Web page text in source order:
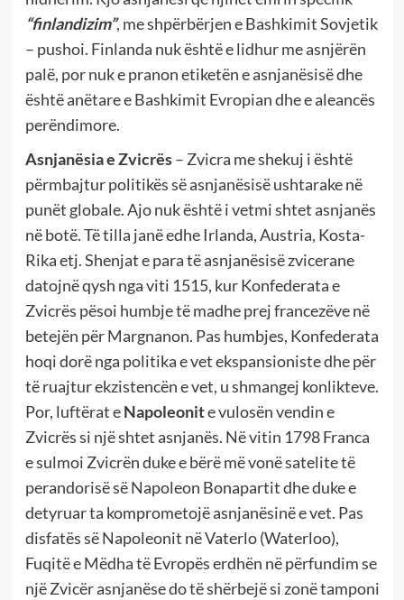
“finlandizim”, me shpërbërjen e Bashkimit Sovjetik
– pushoi. Finlanda nuk është e lidhur me asnjërën
palë, por nuk e pranon etiketën e asnjanësisë dhe
është anëtare e Bashkimit Evropian dhe e aleancës
perëndimore.
Asnjanësia e Zvicrës– Zvicra me shekuj i është
përmbajtur politikës së asnjanësisë ushtarake në
punët globale. Ajo nuk është i vetmi shtet asnjanës
në botë. Të tilla janë edhe Irlanda, Austria, Kosta-
Rika etj. Shenjat e para të asnjanësisë zvicerane
datojnë qysh nga viti 1515, kur Konfederata e
Zvicrës pësoi humbje të madhe prej francezëve në
betejën për Margnanon. Pas humbjes, Konfederata
hoqi dorë nga politika e vet ekspansioniste dhe për
të ruajtur ekzistencën e vet, u shmangej konlikteve.
Por, luftërat eNapoleonite vulosën vendin e
Zvicrës si një shtet asnjanës. Në vitin 1798 Franca
e sulmoi Zvicrën duke e bërë më vonë satelite të
perandorisë së Napoleon Bonapartit dhe duke e
detyruar ta komprometojë asnjanësinë e vet. Pas
disfatës së Napoleonit në Vaterlo (Waterloo),
Fuqitë e Mëdha të Evropës erdhën në përfundim se
një Zvicër asnjanëse do të shërbejë si zonë tamponi